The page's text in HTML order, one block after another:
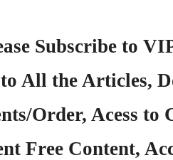
Subscribe to
All the Articles,
Order, Acess to
Free Content,